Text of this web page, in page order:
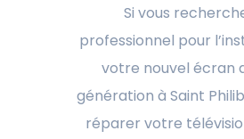
Si vous
professionnel pour
votre nouvel écran
génération à Saint
réparer votre